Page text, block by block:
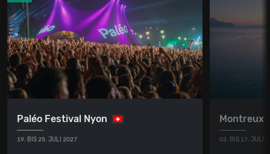
Paléo Festival Nyon
19. BIS 25. JULI 2027
Montreux
02. BIS 17. JULI